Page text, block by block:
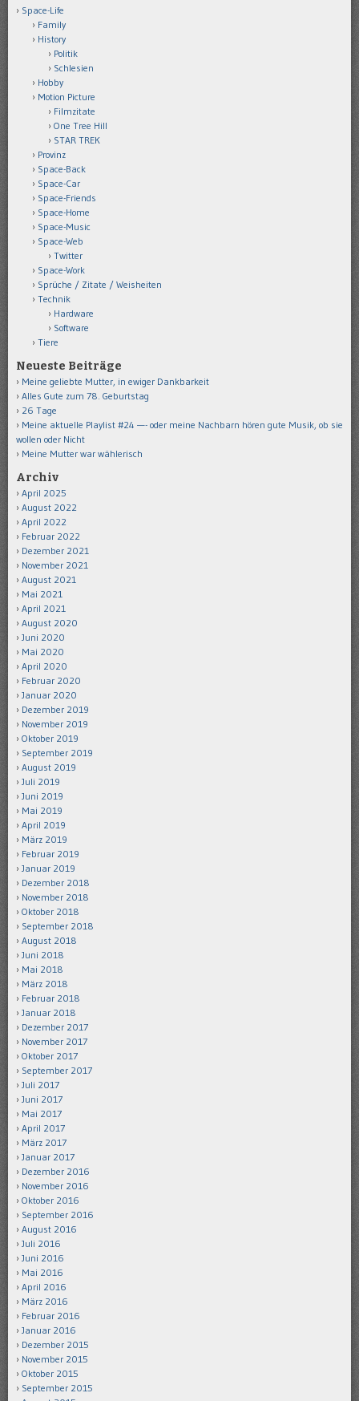
Space-Life
Family
History
Politik
Schlesien
Hobby
Motion Picture
Filmzitate
One Tree Hill
STAR TREK
Provinz
Space-Back
Space-Car
Space-Friends
Space-Home
Space-Music
Space-Web
Twitter
Space-Work
Sprüche / Zitate / Weisheiten
Technik
Hardware
Software
Tiere
Neueste Beiträge
Meine geliebte Mutter, in ewiger Dankbarkeit
Alles Gute zum 78. Geburtstag
26 Tage
Meine aktuelle Playlist #24 —- oder meine Nachbarn hören gute Musik, ob sie
wollen oder Nicht
Meine Mutter war wählerisch
Archiv
April 2025
August 2022
April 2022
Februar 2022
Dezember 2021
November 2021
August 2021
Mai 2021
April 2021
August 2020
Juni 2020
Mai 2020
April 2020
Februar 2020
Januar 2020
Dezember 2019
November 2019
Oktober 2019
September 2019
August 2019
Juli 2019
Juni 2019
Mai 2019
April 2019
März 2019
Februar 2019
Januar 2019
Dezember 2018
November 2018
Oktober 2018
September 2018
August 2018
Juni 2018
Mai 2018
März 2018
Februar 2018
Januar 2018
Dezember 2017
November 2017
Oktober 2017
September 2017
Juli 2017
Juni 2017
Mai 2017
April 2017
März 2017
Januar 2017
Dezember 2016
November 2016
Oktober 2016
September 2016
August 2016
Juli 2016
Juni 2016
Mai 2016
April 2016
März 2016
Februar 2016
Januar 2016
Dezember 2015
November 2015
Oktober 2015
September 2015